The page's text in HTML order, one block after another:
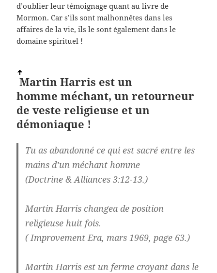
d’oublier leur témoignage quant au livre de
Mormon. Car s’ils sont malhonnêtes dans les
affaires de la vie, ils le sont également dans le
domaine spirituel !
Martin Harris est un
hommeméchant, un retourneur
de veste religieuse et un
démoniaque !
Tu as abandonné ce qui est sacré entre les
mains d’un méchant homme
(Doctrine & Alliances 3:12-13.)
Martin Harris changea de position
religieuse huit fois.
( Improvement Era, mars 1969, page 63.)
Martin Harris est un ferme croyant dans le